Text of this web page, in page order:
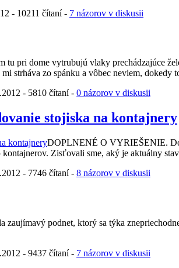
- 10211 čítaní - 7 názorov v diskusii
tu pri dome vytrubujú vlaky prechádzajúce
strháva zo spánku a vôbec neviem,
- 5810 čítaní - 0 názorov v diskusii
stojiska na kontajnery
DOPLNENÉ O VYRIEŠENIE. Do
Zisťovali sme, aký je aktuálny
- 7746 čítaní - 8 názorov v diskusii
zaujímavý podnet, ktorý sa týka
- 9437 čítaní - 7 názorov v diskusii